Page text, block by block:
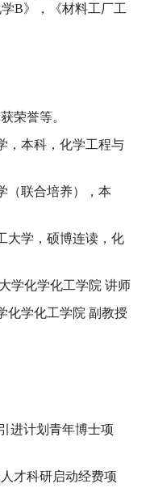
B》，《材料工厂工
荣誉等。
，本科，化学工程与
（联合培养），本
大学，硕博连读，化
学化学化工学院 讲师
化学化工学院 副教授
进计划青年博士项
才科研启动经费项